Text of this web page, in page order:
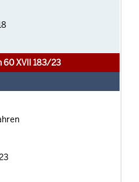
60 XVII 183/23